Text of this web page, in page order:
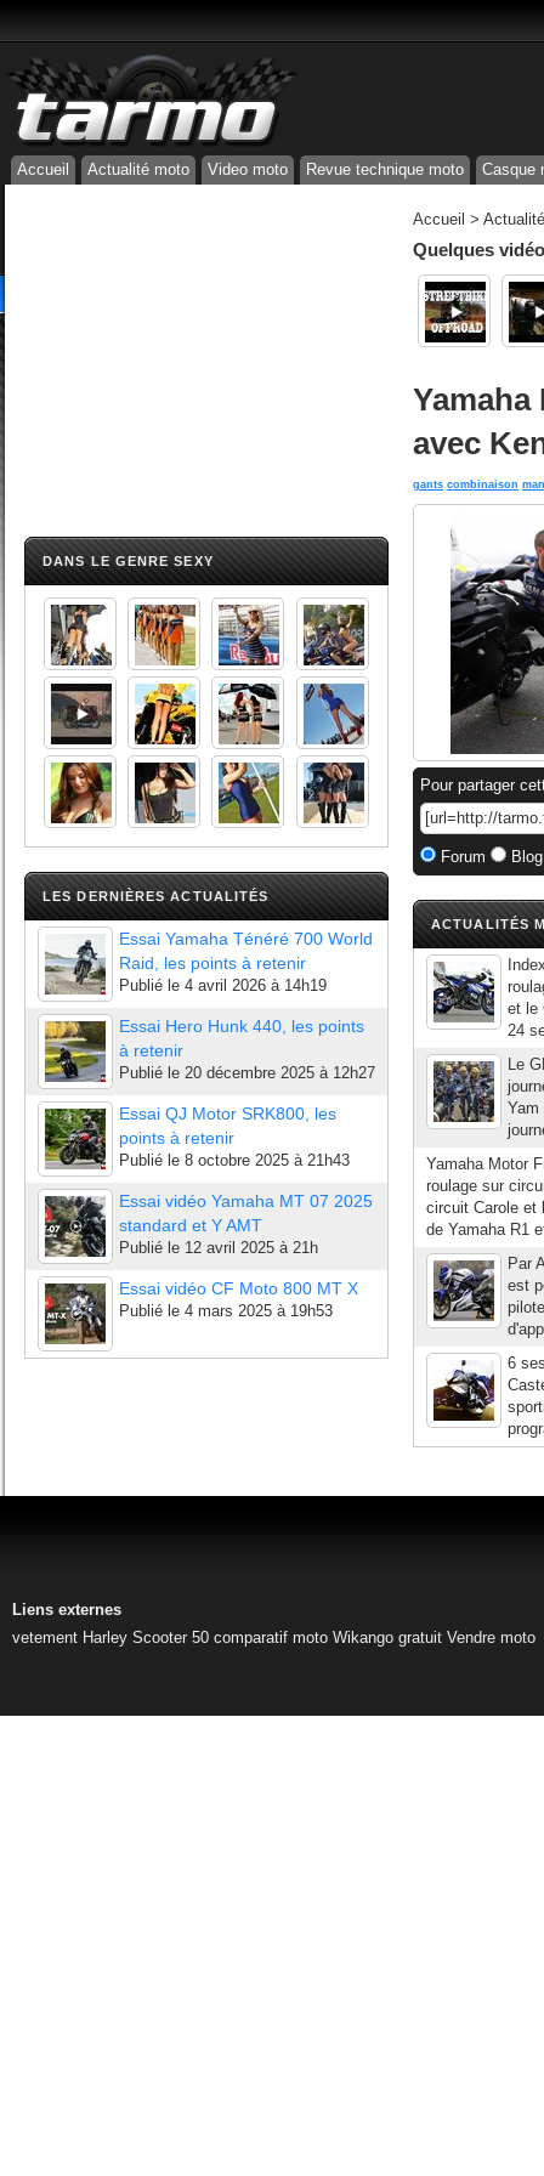
Accueil Actualité moto Video moto Revue technique moto Casque
DANS LE GENRE SEXY
LES DERNIÈRES ACTUALITÉS
Essai Yamaha Ténéré 700 World
Raid, les points à retenir
Publié le 4 avril 2026 à 14h19
Essai Hero Hunk 440, les points
à retenir
Publié le 20 décembre 2025 à 12h27
Essai QJ Motor SRK800, les
points à retenir
Publié le 8 octobre 2025 à 21h43
Essai vidéo Yamaha MT 07 2025
standard et Y AMT
Publié le 12 avril 2025 à 21h
Essai vidéo CF Moto 800 MT X
Publié le 4 mars 2025 à 19h53
Accueil >
Quelques
Yamaha
avec
gants combinaison
Pour partager
Forum
ACTUALITÉS
et le
24
Le
Yam
Yamaha Motor
roulage sur
circuit Carole et
de Yamaha R1
Par
est
6
Liens externes
vetement Harley Scooter 50 comparatif moto Wikango gratuit Vendre moto